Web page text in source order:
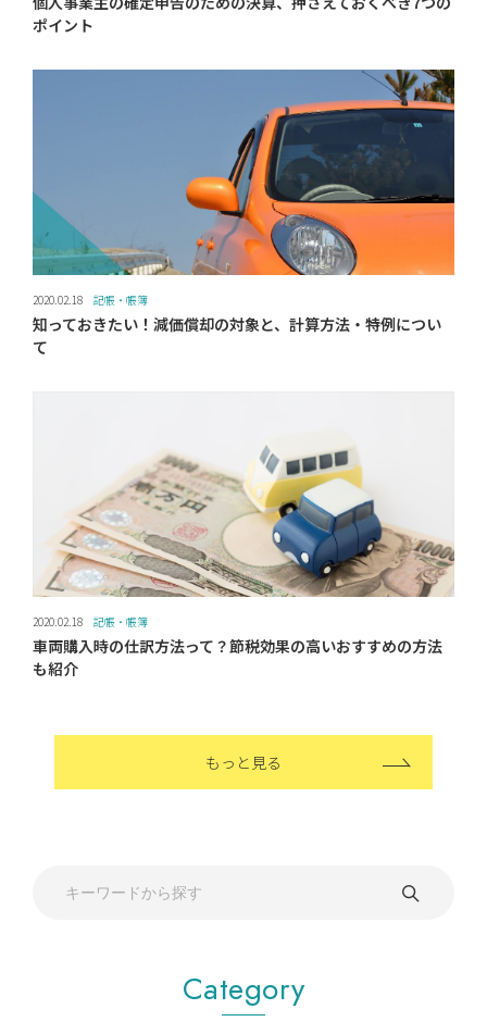
ポイント
2020.02.18 記帳・帳簿
知っておきたい！減価償却の対象と、計算方法・特例につい
て
2020.02.18 記帳・帳簿
車両購入時の仕訳方法って？節税効果の高いおすすめの方法
も紹介
もっと見る
Category